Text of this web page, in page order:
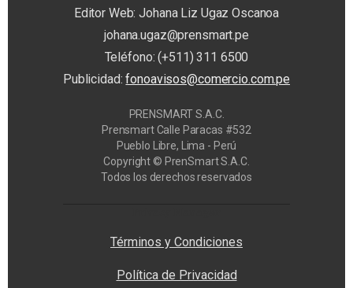
Editor Web: Johana Liz Ugaz Oscanoa
johana.ugaz@prensmart.pe
Teléfono: (+511) 311 6500
Publicidad:fonoavisos@comercio.com.pe
PRENSMART S.A.C.
Prensmart Calle Paracas #532
Pueblo Libre, Lima - Perú
Copyright © PrenSmart S.A.C.
Todos los derechos reservados
Términos y Condiciones
Política de Privacidad